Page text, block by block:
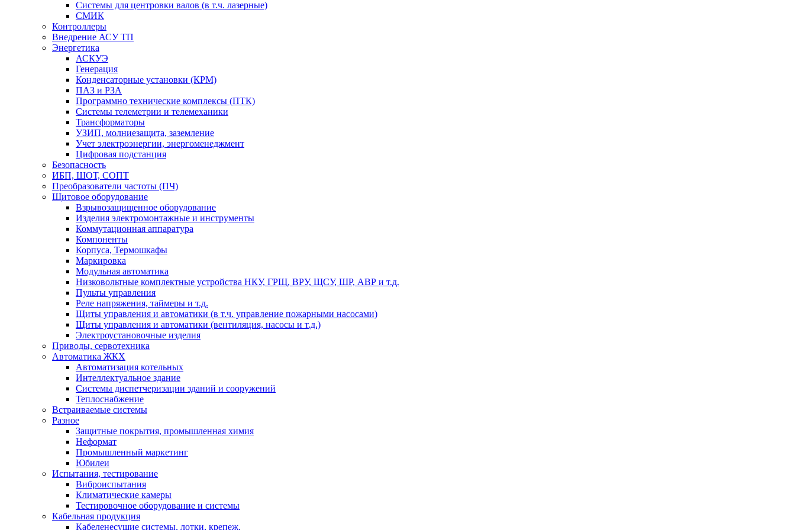
Системы для центровки валов (в т.ч. лазерные)
СМИК
Контроллеры
Внедрение АСУ ТП
Энергетика
АСКУЭ
Генерация
Конденсаторные установки (КРМ)
ПАЗ и РЗА
Программно технические комплексы (ПТК)
Системы телеметрии и телемеханики
Трансформаторы
УЗИП, молниезащита, заземление
Учет электроэнергии, энергоменеджмент
Цифровая подстанция
Безопасность
ИБП, ШОТ, СОПТ
Преобразователи частоты (ПЧ)
Щитовое оборудование
Взрывозащищенное оборудование
Изделия электромонтажные и инструменты
Коммутационная аппаратура
Компоненты
Корпуса, Термошкафы
Маркировка
Модульная автоматика
Низковольтные комплектные устройства НКУ, ГРЩ, ВРУ, ЩСУ, ШР, АВР и т.д.
Пульты управления
Реле напряжения, таймеры и т.д.
Щиты управления и автоматики (в т.ч. управление пожарными насосами)
Щиты управления и автоматики (вентиляция, насосы и т.д.)
Электроустановочные изделия
Приводы, сервотехника
Автоматика ЖКХ
Автоматизация котельных
Интеллектуальное здание
Системы диспетчеризации зданий и сооружений
Теплоснабжение
Встраиваемые системы
Разное
Защитные покрытия, промышленная химия
Неформат
Промышленный маркетинг
Юбилеи
Испытания, тестирование
Виброиспытания
Климатические камеры
Тестировочное оборудование и системы
Кабельная продукция
Кабеленесущие системы, лотки, крепеж.